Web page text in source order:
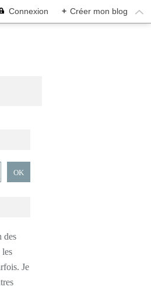
Connexion + Créer mon blog
des
les
Je